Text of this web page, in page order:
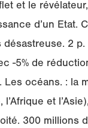
et le
d’un Etat.
2
-5% de
océans. : la
et
300 millions